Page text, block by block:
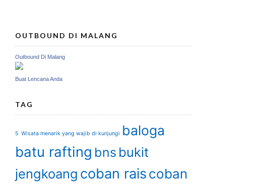
OUTBOUND DI MALANG
Outbound Di Malang
Buat Lencana Anda
TAG
5 Wisata menarik yang wajib di kunjungi baloga
batu rafting bns bukit
jengkoang coban raiscoban